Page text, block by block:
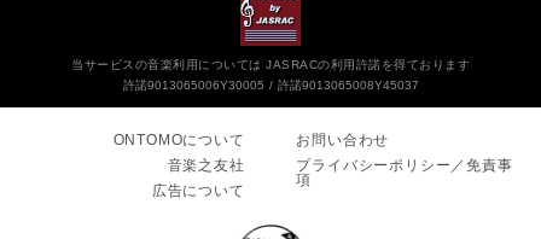
当サービスの音楽利用については JASRACの利用許諾を得ております
許諾9013065006Y30005
許諾9013065008Y45037
ONTOMOについて
音楽之友社
広告について
お問い合わせ
プライバシーポリシー／免責事
項